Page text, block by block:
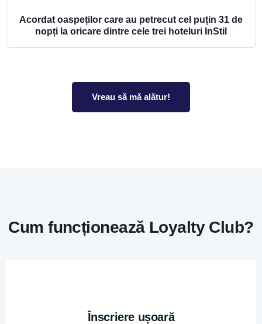
Acordat oaspeților care au petrecut cel puțin 31 de
nopți la oricare dintre cele trei hoteluri InStil
Vreau să mă alătur!
Cum funcționează Loyalty Club?
Înscriere ușoară